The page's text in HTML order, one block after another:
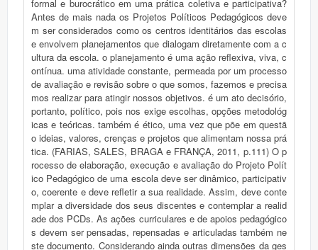
formal e burocrático em uma prática coletiva e participativa?
Antes de mais nada os Projetos Políticos Pedagógicos deve
m ser considerados como os centros identitários das escolas
e envolvem planejamentos que dialogam diretamente com a c
ultura da escola. o planejamento é uma ação reflexiva, viva, c
ontínua. uma atividade constante, permeada por um processo
de avaliação e revisão sobre o que somos, fazemos e precisa
mos realizar para atingir nossos objetivos. é um ato decisório,
portanto, político, pois nos exige escolhas, opções metodológ
icas e teóricas. também é ético, uma vez que põe em questã
o ideias, valores, crenças e projetos que alimentam nossa prá
tica. (FARIAS, SALES, BRAGA e FRANÇA, 2011, p.111) O p
rocesso de elaboração, execução e avaliação do Projeto Polít
ico Pedagógico de uma escola deve ser dinâmico, participativ
o, coerente e deve refletir a sua realidade. Assim, deve conte
mplar a diversidade dos seus discentes e contemplar a realid
ade dos PCDs. As ações curriculares e de apoios pedagógico
s devem ser pensadas, repensadas e articuladas também ne
ste documento. Considerando ainda outras dimensões da ges